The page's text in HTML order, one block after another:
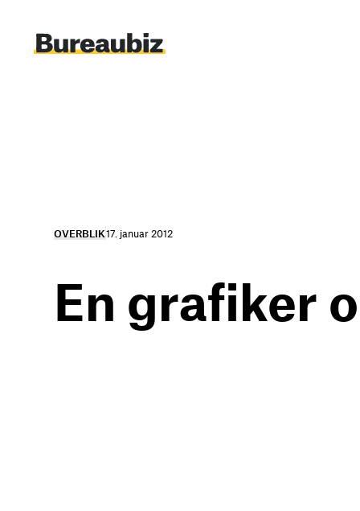
indhold
OVERBLIK17. januar 2012
En grafiker